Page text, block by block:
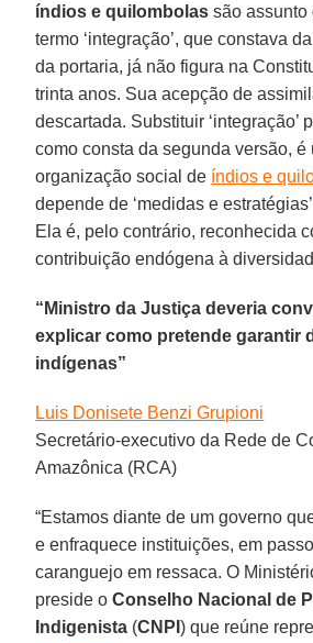
índios e quilombolas são assunto
termo ‘integração’, que constava
da portaria, já não figura na
trinta anos. Sua acepção de
descartada. Substituir ‘integração’
como consta da segunda versão, é
organização social de índios e
depende de ‘medidas e
Ela é, pelo contrário, reconhecida
contribuição endógena à
“Ministro da Justiça deveria
explicar como pretende garantir
indígenas”
Luis Donisete Benzi Grupioni
Secretário-executivo da Rede de
Amazônica (RCA)
“Estamos diante de um governo
e enfraquece instituições, em
caranguejo em ressaca. O
preside oConselho Nacional de
Indigenista (CNPI) que reúne